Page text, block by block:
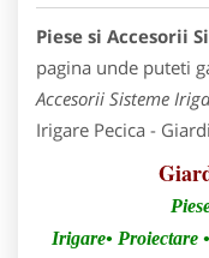
Piese si Accesorii
pagina unde puteti
Accesorii Sisteme
Irigare Pecica -
Irigare• Proiectare